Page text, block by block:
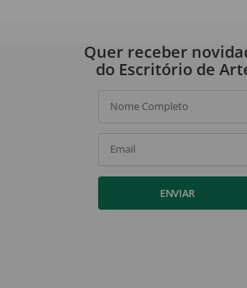
Quer receber
do Escritório de
Nome Completo
Email
ENVIAR